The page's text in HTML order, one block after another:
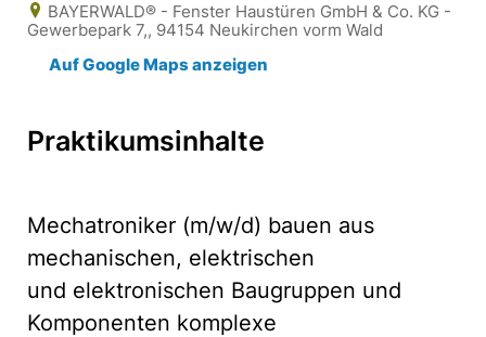
BAYERWALD® - Fenster Haustüren GmbH & Co. KG -
Gewerbepark 7,, 94154 Neukirchen vorm Wald
Auf Google Maps anzeigen
Praktikumsinhalte
Mechatroniker (m/w/d) bauen aus
mechanischen, elektrischen
und elektronischen Baugruppen und
Komponenten komplexe